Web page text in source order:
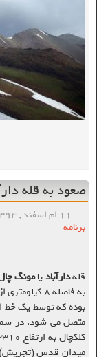
صعود به قله
۱۱ ام اسفند , ۱۳۹۴
برنامه
قلهدارآبادیامونگ
به فاصله ۸ کیلومتری از آن واقع شده است. ارتفاع این قله حدوداً
بوده که توسط یک خط
میدان قدس (تجریش)